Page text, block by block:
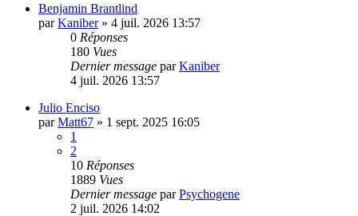
Benjamin Brantlind
parKaniber» 4 juil. 2026 13:57
0 Réponses
180 Vues
Dernier message parKaniber
4 juil. 2026 13:57
Julio Enciso
parMatt67 » 1 sept. 2025 16:05
1
2
10 Réponses
1889 Vues
Dernier message parPsychogene
2 juil. 2026 14:02